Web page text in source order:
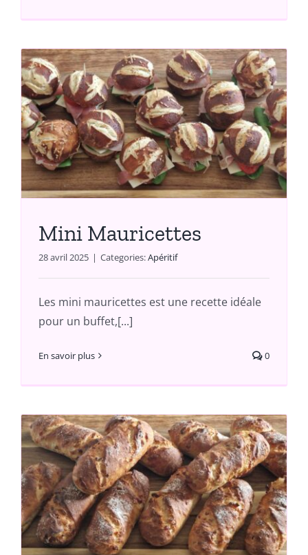
Mini Mauricettes
28 avril 2025 | Categories:Apéritif
Les mini mauricettes est une recette idéale
pour un buffet,[...]
En savoir plus 0